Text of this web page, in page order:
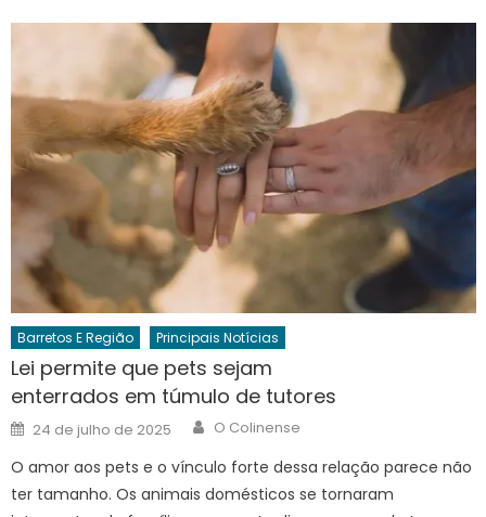
Barretos E Região Principais Notícias
Lei permite que pets sejam
enterrados em túmulo de tutores
Posted
on
24 de julho de 2025 Author
O Colinense
O amor aos pets e o vínculo forte dessa relação parece não
ter tamanho. Os animais domésticos se tornaram